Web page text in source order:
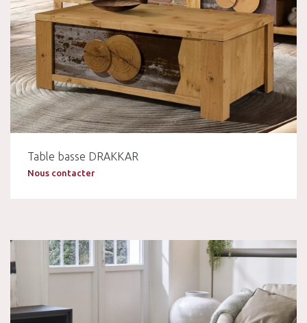
Table basse DRAKKAR
Nous contacter